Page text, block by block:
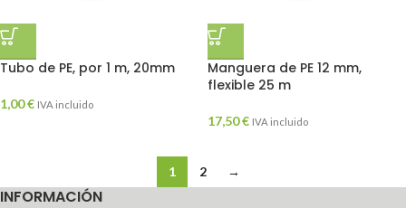
Tubo de PE, por 1 m, 20mm
1,00€ IVA incluido
Manguera de PE 12 mm,
flexible 25 m
17,50€ IVA incluido
1 2 →
INFORMACIÓN